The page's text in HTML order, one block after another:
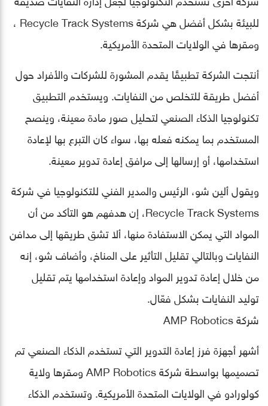
للبيئة بشكل أفضل هي شركة Recycle Track Systems ،
ومقرها في الولايات المتحدة الأمريكية.
أنتجت الشركة تطبيقًا يقدم المشورة للشركات والأفراد حول
أفضل طريقة للتخلص من النفايات. ويستخدم التطبيق
تكنولوجيا الذكاء الصنعي لتحليل صور مادة معينة، وينصح
المستخدم بما يمكنه فعله بها، سواء كان التبرع بها لإعادة
استخدامها، أو إرسالها إلى مرافق إعادة تدوير معينة.
ويقول ألين شو، الرئيس والمدير الفني للتكنولوجيا في شركة
Recycle Track Systems، إن هدفهم هو التأكد من أن
المواد التي يمكن الاستفادة منها، ألا تشق طريقها إلى مدافن
النفايات وبالتالي تقليل التأثير على المناخ، وأضاف شو، إنه
من خلال إعادة تدوير المواد وإعادة استخدامها يتم تقليل
توليد النفايات بشكل فعّال.
شركة AMP Robotics
أشهر أجهزة فرز إعادة التدوير التي تستخدم الذكاء الصنعي تم
تصميمها بواسطة شركة AMP Robotics ومقرها ولاية
كولورادو في الولايات المتحدة الأمريكية. وتستخدم الذكاء